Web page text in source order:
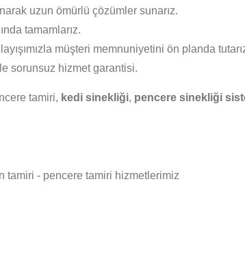
uzun ömürlü çözümler sunarız.
tamamlarız.
müşteri memnuniyetini ön planda
sorunsuz hizmet garantisi.
tamiri, kedi sinekliği, pencere sinekliği
tamiri - pencere tamiri hizmetlerimiz